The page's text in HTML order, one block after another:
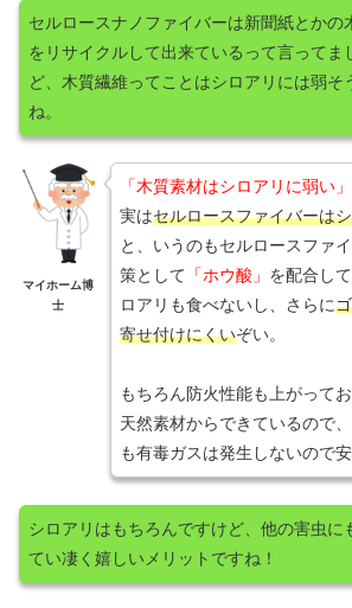
セルロースナノファイバーは新聞紙とかの
をリサイクルして出来ているって言ってま
ど、木質繊維ってことはシロアリには弱そ
ね。
マイホーム博
士
「木質素材はシロアリに弱い」
実はセルロースファイバーは
と、いうのもセルロースファ
策として 「ホウ酸」 を配合し
ロアリも食べないし、さらに
寄せ付けにくいぞい。
もちろん防火性能も上がって
天然素材からできているので
も有毒ガスは発生しないので安
シロアリはもちろんですけど、他の害虫に
てい凄く嬉しいメリットですね！